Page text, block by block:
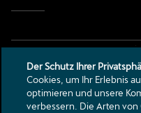
Partner
Der Schutz Ihrer
Cookies, um Ihr Erlebnis
optimieren und unsere
verbessern. Die Arten von